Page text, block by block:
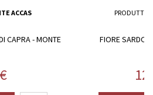
ACCAS
CAPRA - MONTE
FIORE SARDO